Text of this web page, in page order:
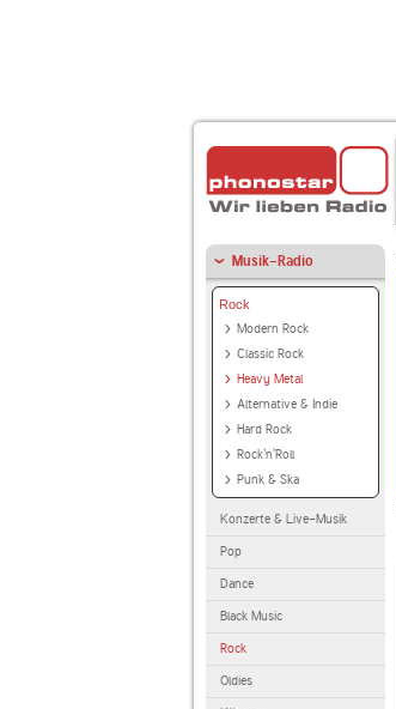
Musik-Radio
Rock
Modern Rock
Classic Rock
Heavy Metal
Alternative & Indie
Hard Rock
Rock'n'Roll
Punk & Ska
Konzerte & Live-Musik
Pop
Dance
Black Music
Rock
Oldies